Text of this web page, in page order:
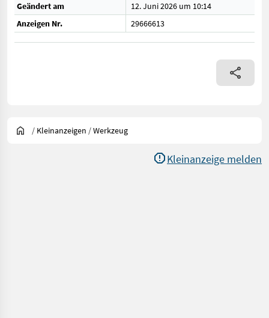
Geändert am
12. Juni 2026 um 10:14
Anzeigen Nr.
29666613
/ Kleinanzeigen /Werkzeug
Kleinanzeige melden